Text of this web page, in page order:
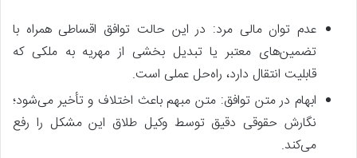
عدم توان مالی مرد: در این حالت توافق اقساطی همراه با
تضمین‌های معتبر یا تبدیل بخشی از مهریه به ملکی که
قابلیت انتقال دارد، راه‌حل عملی است.
ابهام در متن توافق: متن مبهم باعث اختلاف و تأخیر می‌شود؛
نگارش حقوقی دقیق توسط وکیل طلاق این مشکل را رفع
می‌کند.